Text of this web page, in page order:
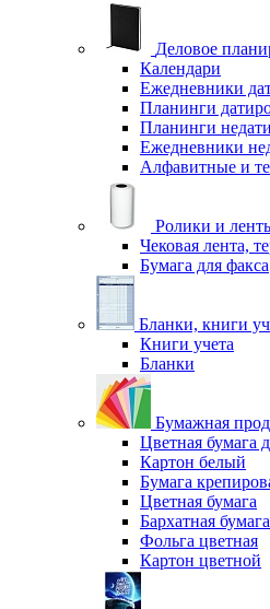
Деловое
Календари
Ежедневники
Планинги
Планинги
Ежедневники
Алфавитные и
Ролики и
Чековая лента,
Бумага для факса
Бланки, книги
Книги учета
Бланки
Бумажная
Цветная бумага
Картон белый
Бумага
Цветная бумага
Бархатная бумага
Фольга цветная
Картон цветной